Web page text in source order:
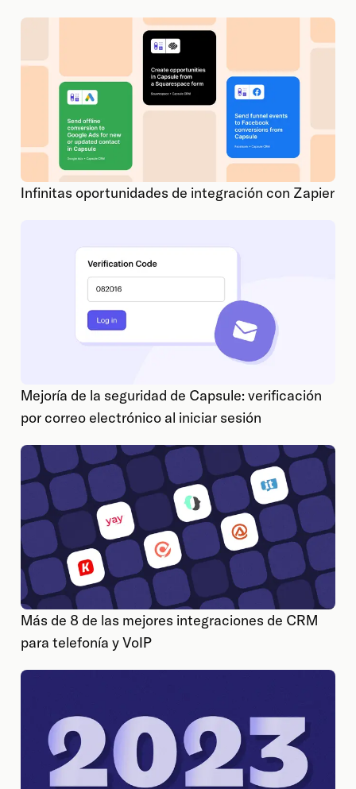
Infinitas oportunidades de integración con Zapier
Mejoría de la seguridad de Capsule: verificación
por correo electrónico al iniciar sesión
Más de 8 de las mejores integraciones de CRM
para telefonía y VoIP